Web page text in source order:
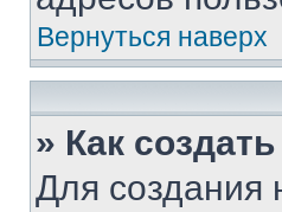
Вернуться наверх
» Как
Для создания